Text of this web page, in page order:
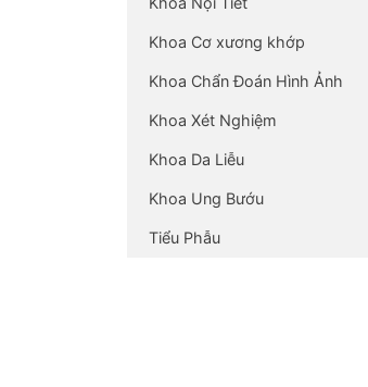
Khoa Cơ xương khớp
Khoa Chẩn Đoán Hình Ảnh
Khoa Xét Nghiệm
Khoa Da Liễu
Khoa Ung Bướu
Tiểu Phẫu